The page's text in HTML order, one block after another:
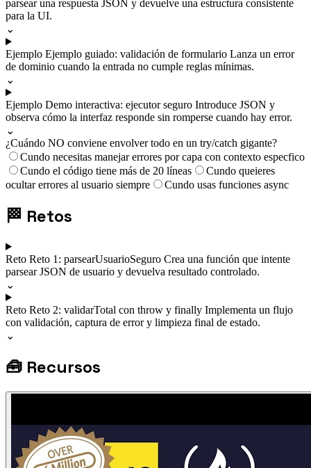
parsear una respuesta JSON y devuelve una estructura consistente
para la UI.
⌄
Ejemplo Ejemplo guiado: validación de formulario Lanza un error
de dominio cuando la entrada no cumple reglas mínimas.
⌄
Ejemplo Demo interactiva: ejecutor seguro Introduce JSON y
observa cómo la interfaz responde sin romperse cuando hay error.
⌄
¿Cuándo NO conviene envolver todo en un try/catch gigante?
Cundo necesitas manejar errores por capa con contexto especfico
Cundo el código tiene más de 20 líneas
Cundo queieres
ocultar errores al usuario siempre
Cundo usas funciones async
🏁 Retos
Reto Reto 1: parsearUsuarioSeguro Crea una función que intente
parsear JSON de usuario y devuelva resultado controlado.
⌄
Reto Reto 2: validarTotal con throw y finally Implementa un flujo
con validación, captura de error y limpieza final de estado.
⌄
🧰 Recursos